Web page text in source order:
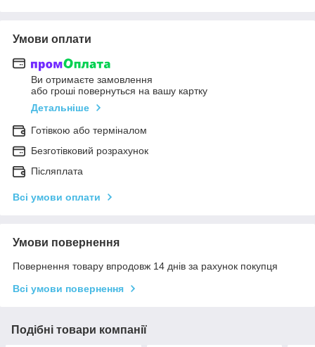
Умови оплати
Ви отримаєте замовлення
або гроші повернуться на вашу картку
Детальніше
Готівкою або терміналом
Безготівковий розрахунок
Післяплата
Всі умови оплати
Умови повернення
Повернення товару впродовж 14 днів за рахунок покупця
Всі умови повернення
Подібні товари компанії